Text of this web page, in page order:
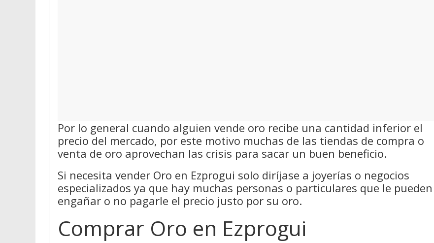
Por lo general cuando alguien vende oro recibe una cantidad inferior el
precio del mercado, por este motivo muchas de las tiendas de compra o
venta de oro aprovechan las crisis para sacar un buen beneficio.
Si necesita vender Oro en Ezprogui solo diríjase a joyerías o negocios
especializados ya que hay muchas personas o particulares que le pueden
engañar o no pagarle el precio justo por su oro.
Comprar Oro en Ezprogui